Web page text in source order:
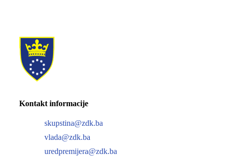
Kontakt informacije
skupstina@zdk.ba
vlada@zdk.ba
uredpremijera@zdk.ba